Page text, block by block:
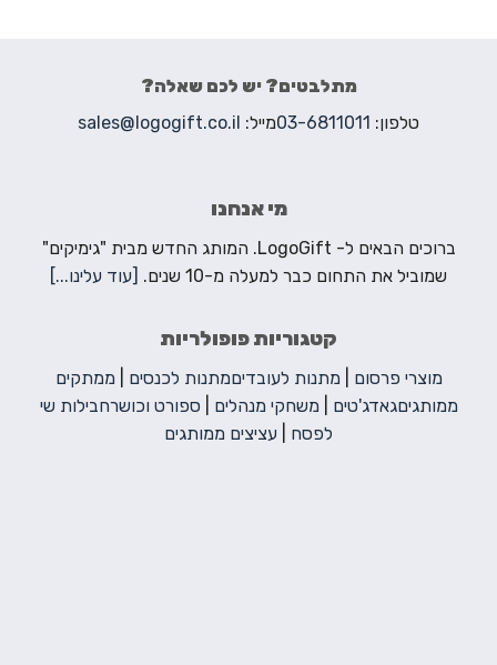
מתלבטים? יש לכם שאלה?
טלפון: 03-6811011מייל: sales@logogift.co.il
מי אנחנו
ברוכים הבאים ל- LogoGift. המותג החדש מבית "גימיקים"
שמוביל את התחום כבר למעלה מ-10 שנים.
[עוד עלינו...]
קטגוריות פופולריות
מוצרי פרסום מתנות לעובדיםמתנות לכנסים
ממתקים
ממותגיםגאדג'טים משחקי מנהלים ספורט וכושרחבילות שי
לפסח
עציצים ממותגים